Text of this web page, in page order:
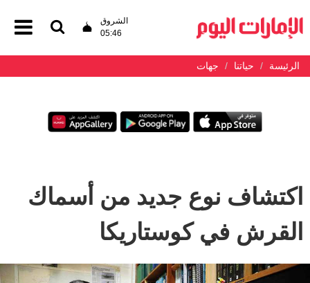
الشروق
05:46
الرئيسة حياتنا جهات
اكتشاف نوع جديد من أسماك
القرش في كوستاريكا